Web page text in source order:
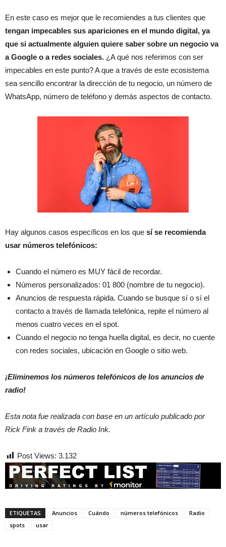
En este caso es mejor que le recomiendes a tus clientes que
tengan impecables sus apariciones en el mundo digital, ya
que si actualmente alguien quiere saber sobre un negocio va
a Google o a redes sociales. ¿A qué nos referimos con ser
impecables en este punto? A que a través de este ecosistema
sea sencillo encontrar la dirección de tu negocio, un número de
WhatsApp, número de teléfono y demás aspectos de contacto.
Hay algunos casos específicos en los que sí se recomienda
usar números telefónicos:
Cuando el número es MUY fácil de recordar.
Números personalizados: 01 800 (nombre de tu negocio).
Anuncios de respuesta rápida. Cuando se busque sí o sí el
contacto a través de llamada telefónica, repite el número al
menos cuatro veces en el spot.
Cuando el negocio no tenga huella digital, es decir, no cuente
con redes sociales, ubicación en Google o sitio web.
¡Eliminemos los números telefónicos de los anuncios de
radio!
Esta nota fue realizada con base en un artículo publicado por
Rick Fink a través de Radio Ink.
Post Views: 3.132
ETIQUETAS Anuncios Cuándo números telefónicos
Radio
spots
usar